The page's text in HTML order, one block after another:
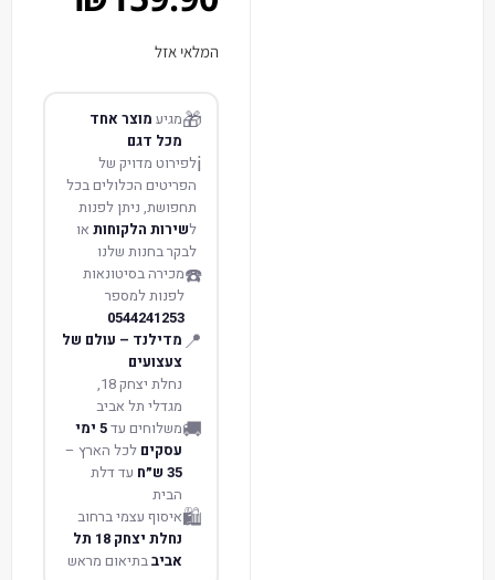
המלאי אזל
🎁מגיע מוצר אחד
מכל דגם
ℹ️לפירוט מדויק של
הפריטים הכלולים בכל
תחפושת, ניתן לפנות
לשירות הלקוחות או
לבקר בחנות שלנו
☎️מכירה בסיטונאות
לפנות למספר
0544241253
📍 מדילנד – עולם של
צעצועים
נחלת יצחק 18,
מגדלי תל אביב
🚚משלוחים עד 5 ימי
עסקים לכל הארץ –
35 ש״ח
עד דלת
הבית
🛍️איסוף עצמי ברחוב
נחלת יצחק 18 תל
אביבבתיאום מראש